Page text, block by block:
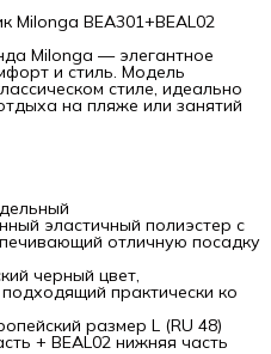
Milonga BEA301+BEAL02
Milonga — элегантное
и стиль. Модель
стиле, идеально
на пляже или занятий
эластичный полиэстер с
отличную посадку
черный цвет,
практически ко
размер L (RU 48)
+ BEAL02 нижняя часть